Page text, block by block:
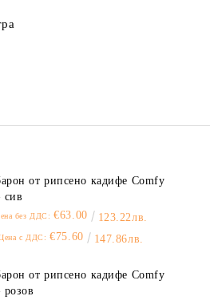
от рипсено кадифе Comfy
сив
без ДДС: €63.00 123.22лв.
с ДДС: €75.60 147.86лв.
от рипсено кадифе Comfy
розов